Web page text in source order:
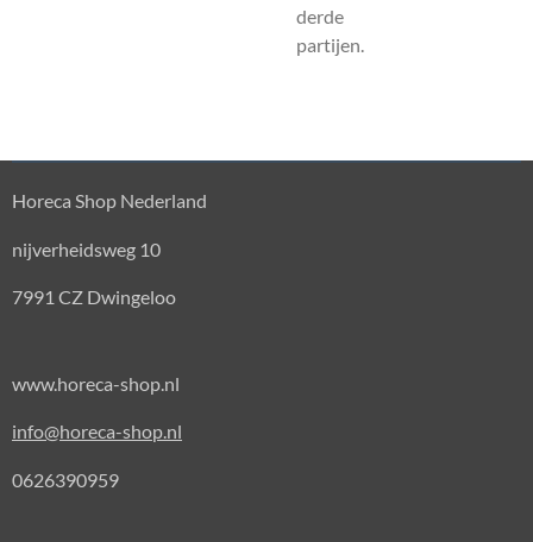
derde
partijen.
Horeca Shop Nederland
nijverheidsweg 10
7991 CZ Dwingeloo
www.horeca-shop.nl
info@horeca-shop.nl
0626390959